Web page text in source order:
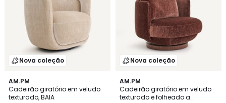
Nova coleção
AM.PM
Cadeirão giratório em veludo
texturado, BAIA
Nova coleção
AM.PM
Cadeirão giratório em veludo
texturado e folheado a